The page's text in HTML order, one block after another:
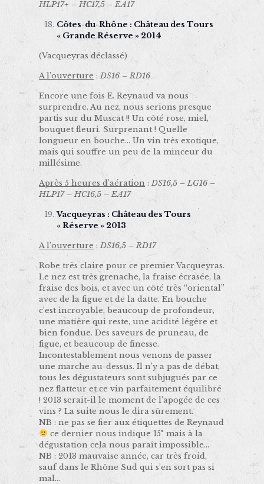
HLP17+ – HC17,5 – EA17
Côtes-du-Rhône : Château des Tours
« Grande Réserve » 2014
(Vacqueyras déclassé)
A l’ouverture :DS16 – RD16
Encore une fois E. Reynaud va nous
surprendre. Au nez, nous serions presque
partis sur du Muscat !! Un côté rose, miel,
bouquet fleuri. Surprenant ! Quelle
longueur en bouche… Un vin très exotique,
mais qui souffre un peu de la minceur du
millésime.
Après 5 heures d’aération :DS16,5 – LG16 –
HLP17 – HC16,5 – EA17
Vacqueyras : Château des Tours
« Réserve » 2013
A l’ouverture :DS16,5 – RD17
Robe très claire pour ce premier Vacqueyras.
Le nez est très grenache, la fraise écrasée, la
fraise des bois, et avec un côté très “oriental”
avec de la figue et de la datte. En bouche
c’est incroyable, beaucoup de profondeur,
une matière qui reste, une acidité légère et
bien fondue. Des saveurs de pruneau, de
figue, et beaucoup de finesse.
Incontestablement nous venons de passer
une marche au-dessus. Il n’y a pas de débat,
tous les dégustateurs sont subjugués par ce
nez flatteur et ce vin parfaitement équilibré
! 2013 serait-il le moment de l’apogée de ces
vins ? La suite nous le dira sûrement.
NB : ne pas se fier aux étiquettes de Reynaud
ce dernier nous indique 15° mais à la
dégustation cela nous paraît impossible…
NB : 2013 mauvaise année, car très froid,
sauf dans le Rhône Sud qui s’en sort pas si
mal…